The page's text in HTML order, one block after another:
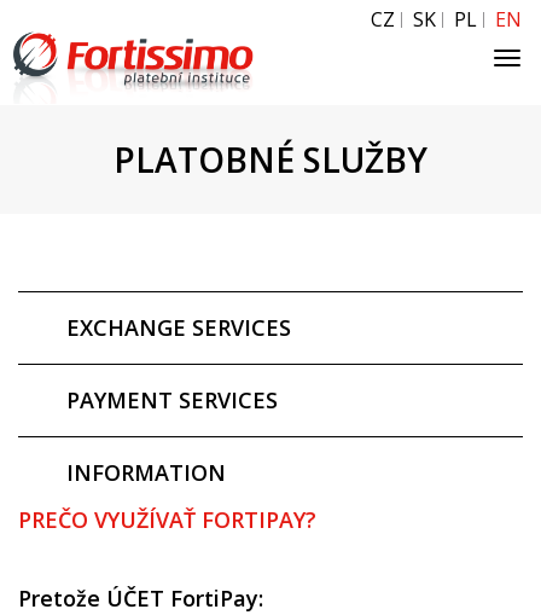
CZ SK PL EN
PLATOBNÉ SLUŽBY
EXCHANGE SERVICES
PAYMENT SERVICES
INFORMATION
PREČO VYUŽÍVAŤ FORTIPAY?
Pretože ÚČET FortiPay: